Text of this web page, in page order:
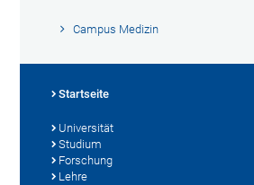
Campus Medizin
Startseite
Universität
Studium
Forschung
Lehre